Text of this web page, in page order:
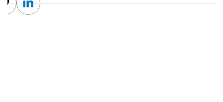
TwitterLinkedin